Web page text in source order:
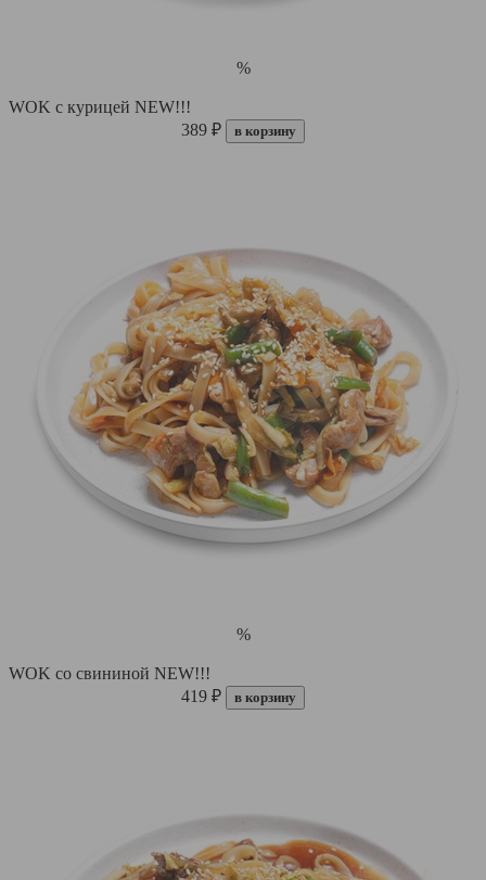
%
WOK с курицей NEW!!!
389 ₽
в корзину
%
WOK со свининой NEW!!!
419 ₽
в корзину